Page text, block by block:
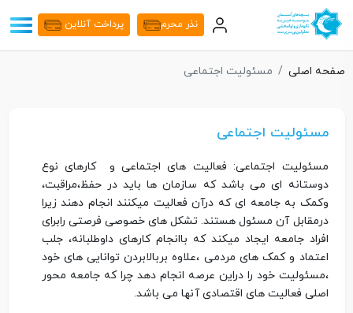
نذر محرم پرداخت آنلاین
صفحه اصلی مسئولیت اجتماعی
مسئولیت اجتماعی
مسئولیت اجتماعی: فعالیت های اجتماعی و کارهای نوع
دوستانه ای می باشد که سازمان ها باید در حفظ،مراقبت،
وکمک به جامعه ای که درآن فعالیت میکنند انجام دهند زیرا
درمقابل آن مسئول هستند. تشکل های خصوصی فرصتی رابرای
افراد جامعه ایجاد میکند که باانجام کارهای داوطلبانه، جلب
اعتماد و کمک های مردمی ،علاوه بربالابردن توانایی های خود
،مسئولیت خود را دراین عرصه انجام دهد چرا که جامعه محور
اصلی فعالیت های اقتصادی آنها می باشد.